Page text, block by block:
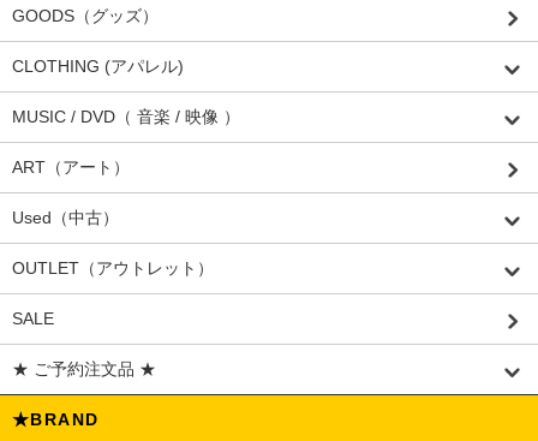
GOODS（グッズ）
CLOTHING (アパレル)
MUSIC / DVD（ 音楽 / 映像 ）
ART（アート）
Used（中古）
OUTLET（アウトレット）
SALE
★ ご予約注文品 ★
★BRAND